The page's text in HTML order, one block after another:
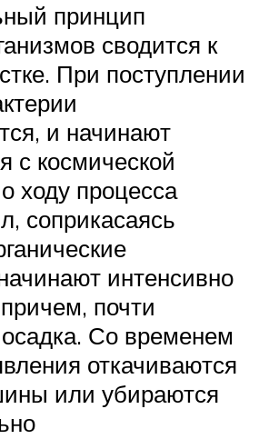
принцип
сводится к
При поступлении
и начинают
с космической
ходу процесса
соприкасаясь
интенсивно
почти
Со временем
откачиваются
или убираются